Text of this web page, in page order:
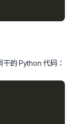
的 Python 代码：